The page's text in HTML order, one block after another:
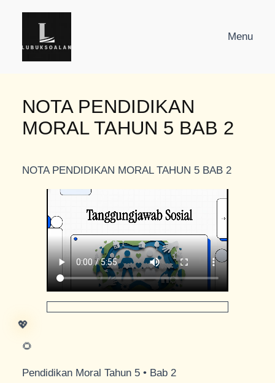
Menu
NOTA PENDIDIKAN
MORAL TAHUN 5 BAB 2
NOTA PENDIDIKAN MORAL TAHUN 5 BAB 2
💖
🌻
Pendidikan Moral Tahun 5 • Bab 2